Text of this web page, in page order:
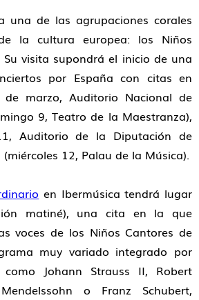
una de las agrupaciones corales
la cultura europea: los Niños
Su visita supondrá el inicio de una
por España con citas en
de marzo, Auditorio Nacional de
9, Teatro de la Maestranza),
Auditorio de la Diputación de
(miércoles 12, Palau de la Música).
en Ibermúsica tendrá lugar
matiné), una cita en la que
voces de los Niños Cantores de
muy variado integrado por
Johann Strauss II, Robert
o Franz Schubert,